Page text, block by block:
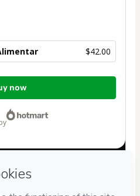
$42.00
now
to our support team, please